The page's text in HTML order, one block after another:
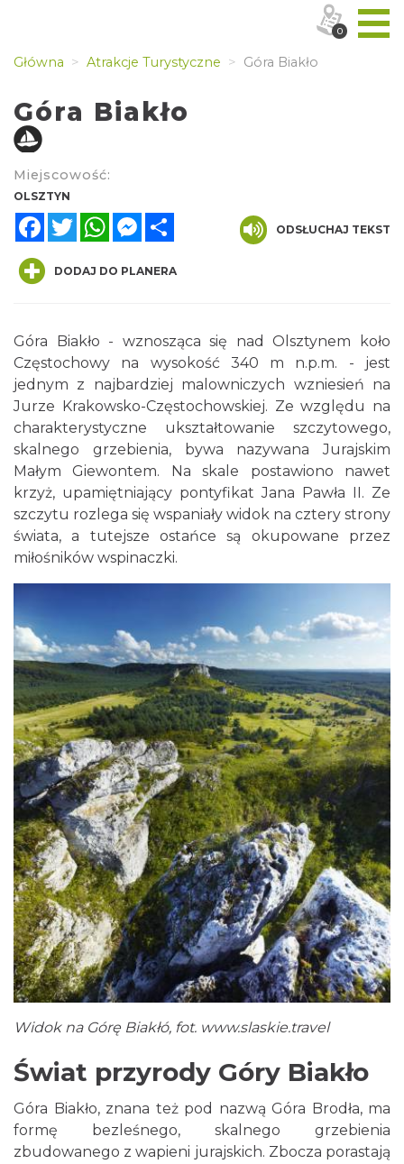
Główna Atrakcje Turystyczne Góra Biakło
Góra Biakło
Miejscowość:
OLSZTYN
FacebookTwitterWhatsAppMessenger
ODSŁUCHAJ TEKST
DODAJ DO PLANERA
Góra Biakło - wznosząca się nad Olsztynem koło
Częstochowy na wysokość 340 m n.p.m. - jest
jednym z najbardziej malowniczych wzniesień na
Jurze Krakowsko-Częstochowskiej. Ze względu na
charakterystyczne ukształtowanie szczytowego,
skalnego grzebienia, bywa nazywana Jurajskim
Małym Giewontem. Na skale postawiono nawet
krzyż, upamiętniający pontyfikat Jana Pawła II. Ze
szczytu rozlega się wspaniały widok na cztery strony
świata, a tutejsze ostańce są okupowane przez
miłośników wspinaczki.
Widok na Górę Biakłó, fot. www.slaskie.travel
Świat przyrody Góry Biakło
Góra Biakło, znana też pod nazwą Góra Brodła, ma
formę bezleśnego, skalnego grzebienia
zbudowanego z wapieni jurajskich. Zbocza porastają
0